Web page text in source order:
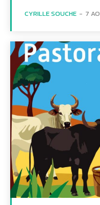
CYRILLE SOUCHE - 7